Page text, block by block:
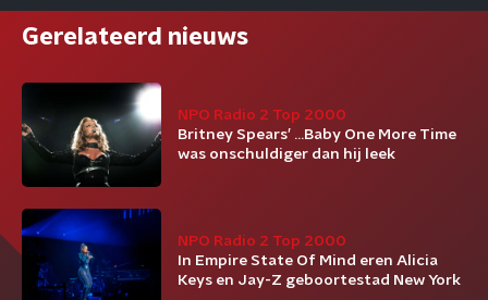
Gerelateerd nieuws
NPO Radio 2 Top 2000
Britney Spears’ ...Baby One More Time
was onschuldiger dan hij leek
NPO Radio 2 Top 2000
In Empire State Of Mind eren Alicia
Keys en Jay-Z geboortestad New York